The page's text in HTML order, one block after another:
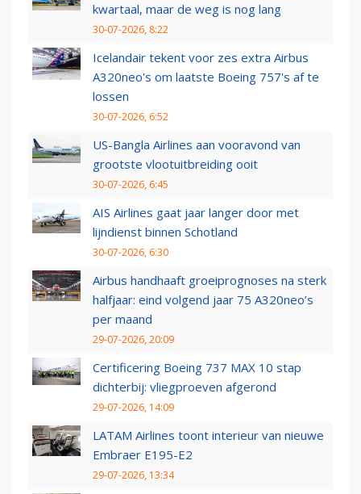
kwartaal, maar de weg is nog lang
30-07-2026, 8:22
Icelandair tekent voor zes extra Airbus
A320neo's om laatste Boeing 757's af te
lossen
30-07-2026, 6:52
US-Bangla Airlines aan vooravond van
grootste vlootuitbreiding ooit
30-07-2026, 6:45
AIS Airlines gaat jaar langer door met
lijndienst binnen Schotland
30-07-2026, 6:30
Airbus handhaaft groeiprognoses na sterk
halfjaar: eind volgend jaar 75 A320neo’s
per maand
29-07-2026, 20:09
Certificering Boeing 737 MAX 10 stap
dichterbij: vliegproeven afgerond
29-07-2026, 14:09
LATAM Airlines toont interieur van nieuwe
Embraer E195-E2
29-07-2026, 13:34